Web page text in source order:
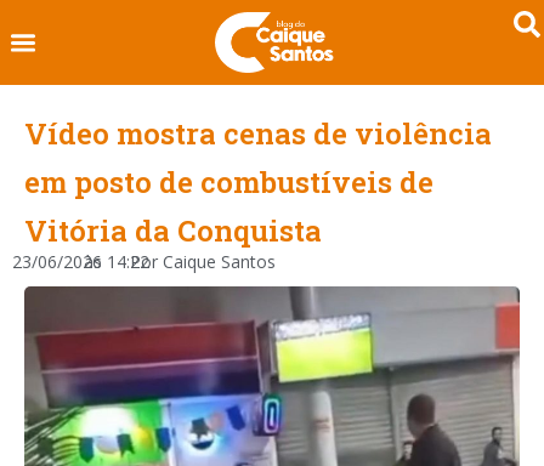
Vídeo mostra cenas de violência
em posto de combustíveis de
Vitória da Conquista
23/06/2026
às 14:22
Por Caique Santos